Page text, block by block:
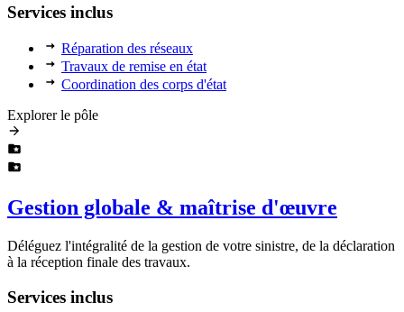
Services inclus
Réparation des réseaux
Travaux de remise en état
Coordination des corps d'état
Explorer le pôle
Gestion globale & maîtrise d'œuvre
Déléguez l'intégralité de la gestion de votre sinistre, de la déclaration
à la réception finale des travaux.
Services inclus